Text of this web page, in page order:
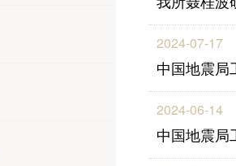
2024-07-17
中国地震局
2024-06-14
中国地震局